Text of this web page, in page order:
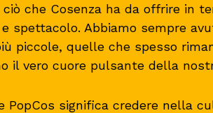
che Cosenza ha da offrire in
spettacolo. Abbiamo sempre
piccole, quelle che spesso
il vero cuore pulsante della
PopCos significa credere nella